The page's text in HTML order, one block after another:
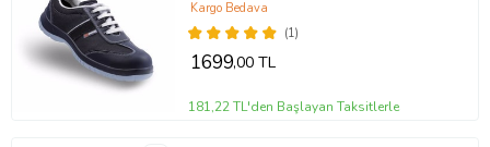
(1)
Kargo Bedava
1699,00 TL
181,22 TL'den Başlayan Taksitlerle